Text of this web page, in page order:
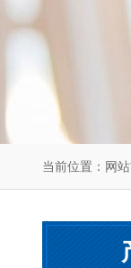
当前位置： 网